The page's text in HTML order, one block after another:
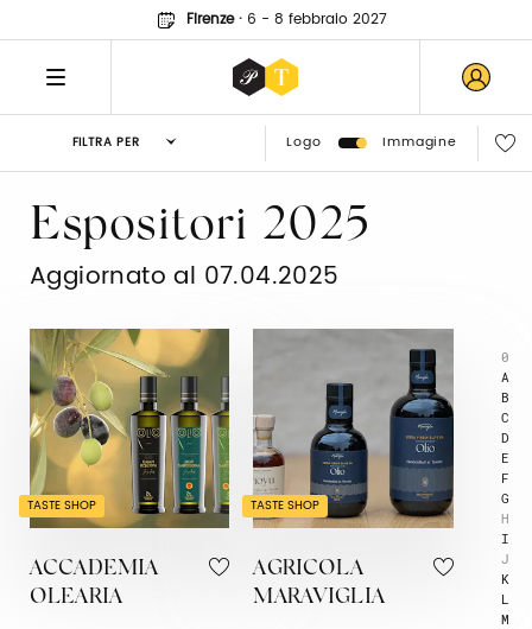
Firenze· 6 - 8 febbraio 2027
FILTRA PER Logo Immagine
0
A
B
C
D
E
F
G
H
I
J
K
L
M
Espositori 2025
Aggiornato al 07.04.2025
TASTE SHOP
ACCADEMIA
OLEARIA
TASTE SHOP
AGRICOLA
MARAVIGLIA